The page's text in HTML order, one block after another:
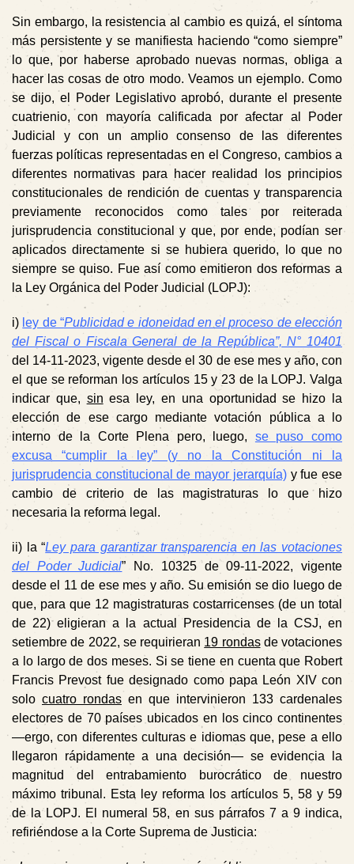
Sin embargo, la resistencia al cambio es quizá, el síntoma
más persistentey se manifiesta haciendo “como siempre”
lo que, por haberse aprobado nuevas normas, obliga a
hacer las cosas de otro modo. Veamos un ejemplo. Como
se dijo, el Poder Legislativo aprobó, durante el presente
cuatrienio, con mayoría calificada por afectar al Poder
Judicial y con un amplio consenso de las diferentes
fuerzas políticas representadas en el Congreso, cambios a
diferentes normativas para hacer realidad los principios
constitucionales de rendición de cuentas y transparencia
previamente reconocidos como tales por reiterada
jurisprudencia constitucional y que, por ende, podían ser
aplicados directamente si se hubiera querido, lo que no
siempre se quiso. Fue así como emitieron dos reformas a
la Ley Orgánica del Poder Judicial (LOPJ):
i) ley de “Publicidad e idoneidad en el proceso de elección
del Fiscal o Fiscala General de la República”, N° 10401
del 14-11-2023, vigente desde el 30 de ese mes y año, con
el que se reforman los artículos 15 y 23 de la LOPJ. Valga
indicar que, sin esa ley, en una oportunidad se hizo la
elección de ese cargo mediante votación pública a lo
interno de la Corte Plena pero, luego, se puso como
excusa “cumplir la ley” (y no la Constitución ni la
jurisprudencia constitucional de mayor jerarquía)y fue ese
cambio de criterio de las magistraturas lo que hizo
necesaria la reforma legal.
ii) la “Ley para garantizar transparencia en las votaciones
del Poder Judicial” No. 10325 de 09-11-2022, vigente
desde el 11 de ese mes y año. Su emisión se dio luego de
que, para que 12 magistraturas costarricenses (de un total
de 22) eligieran a la actual Presidencia de la CSJ, en
setiembre de 2022, se requirieran 19 rondasde votaciones
a lo largo de dos meses. Si se tiene en cuenta que Robert
Francis Prevost fue designado como papa León XIV con
solo cuatro rondas en que intervinieron 133 cardenales
electores de 70 países ubicados en los cinco continentes
—ergo, con diferentes culturas e idiomas que, pese a ello
llegaron rápidamente a una decisión— se evidencia la
magnitud del entrabamiento burocrático de nuestro
máximo tribunal. Esta ley reforma los artículos 5, 58 y 59
de la LOPJ. El numeral 58, en sus párrafos 7 a 9 indica,
refiriéndose a la Corte Suprema de Justicia: